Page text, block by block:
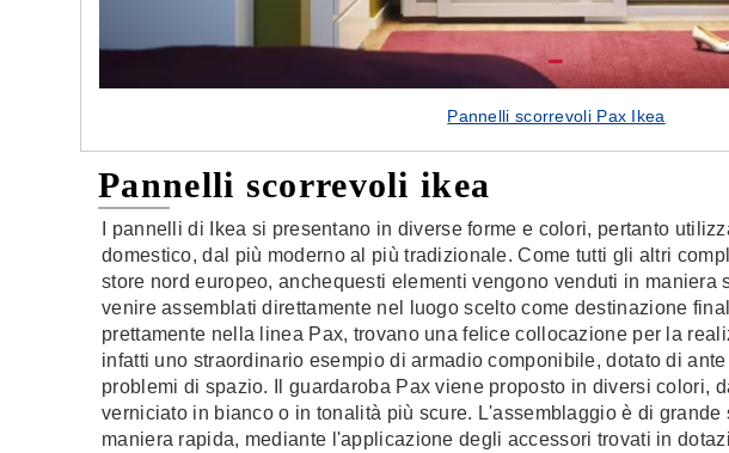
Pannelli scorrevoli Pax Ikea
Pannelli scorrevoli ikea
I pannelli di Ikea si presentano in diverse forme e colori, pertanto
domestico, dal più moderno al più tradizionale. Come tutti gli altri
store nord europeo, anchequesti elementi vengono venduti in maniera
venire assemblati direttamente nel luogo scelto come destinazione
prettamente nella linea Pax, trovano una felice collocazione per la
infatti uno straordinario esempio di armadio componibile, dotato di
problemi di spazio. Il guardaroba Pax viene proposto in diversi colori,
verniciato in bianco o in tonalità più scure. L'assemblaggio è di
maniera rapida, mediante l'applicazione degli accessori trovati in